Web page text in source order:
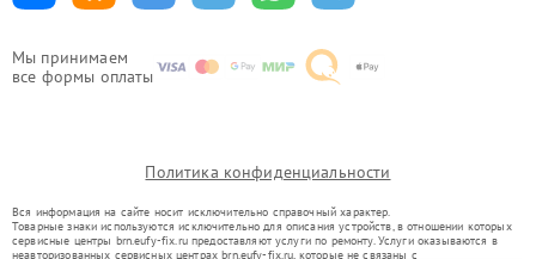
Мы принимаем
все формы оплаты
Политика конфиденциальности
Вся информация на сайте носит исключительно справочный характер.
Товарные знаки используются исключительно для описания устройств, в отношении которых
сервисные центры brn.eufy-fix.ru предоставляют услуги по ремонту. Услуги оказываются в
неавторизованных сервисных центрах brn.eufy-fix.ru, которые не связаны с